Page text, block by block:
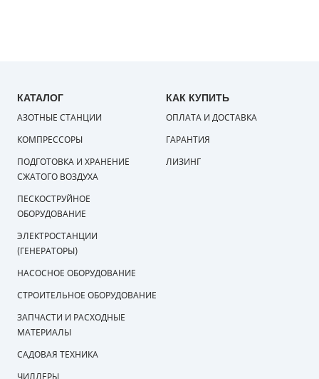
КАТАЛОГ
АЗОТНЫЕ СТАНЦИИ
КОМПРЕССОРЫ
ПОДГОТОВКА И ХРАНЕНИЕ
СЖАТОГО ВОЗДУХА
ПЕСКОСТРУЙНОЕ
ОБОРУДОВАНИЕ
ЭЛЕКТРОСТАНЦИИ
(ГЕНЕРАТОРЫ)
НАСОСНОЕ ОБОРУДОВАНИЕ
СТРОИТЕЛЬНОЕ ОБОРУДОВАНИЕ
ЗАПЧАСТИ И РАСХОДНЫЕ
МАТЕРИАЛЫ
САДОВАЯ ТЕХНИКА
КАК КУПИТЬ
ОПЛАТА И ДОСТАВКА
ГАРАНТИЯ
ЛИЗИНГ